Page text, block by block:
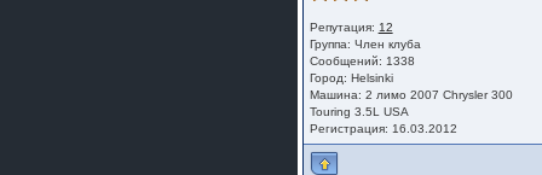
Репутация: 12
Группа: Член клуба
Сообщений: 1338
Город: Helsinki
Машина: 2 лимо 2007 Chrysler 300
Touring 3.5L USA
Регистрация: 16.03.2012